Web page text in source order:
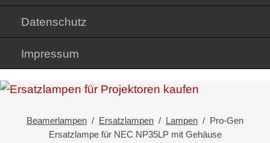
Datenschutz
Impressum
Beamerlampen Ersatzlampen Lampen
Pro-Gen
Ersatzlampe für NEC NP35LP mit Gehäuse